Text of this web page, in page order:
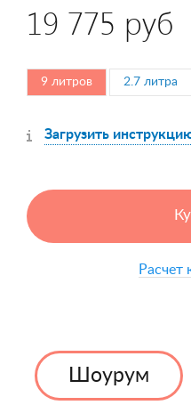
19 775 руб
9 литров 2.7 литра
Загрузить
Расчет
Шоурум